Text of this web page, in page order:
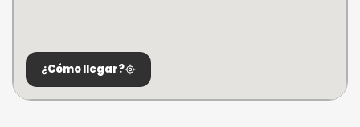
¿Cómo llegar?